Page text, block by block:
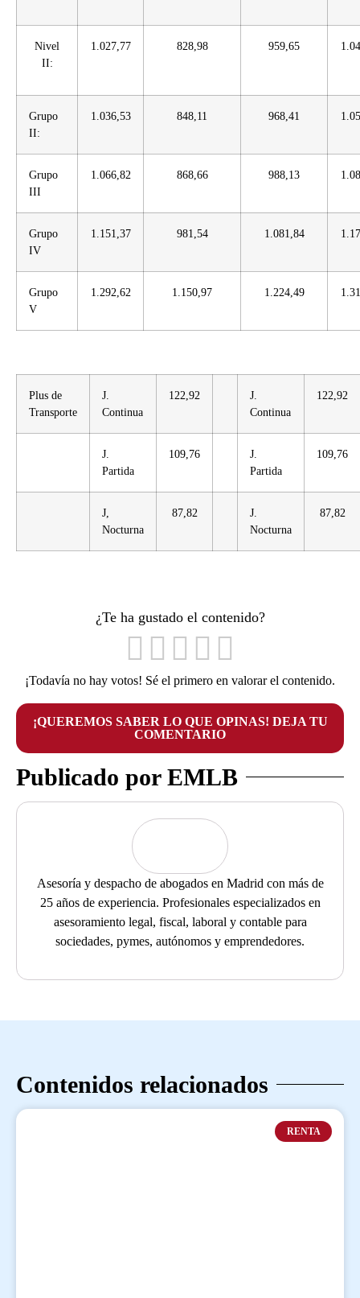
Nivel
II:
1.027,77 828,98 959,65
Grupo
II:
1.036,53 848,11 968,41
Grupo
III
1.066,82 868,66 988,13
Grupo
IV
1.151,37 981,54 1.081,84
Grupo
V
1.292,62 1.150,97 1.224,49
Plus de
Transporte
J.
Continua
122,92
J.
Continua
122,92
J.
Partida
109,76
J.
Partida
109,76
J,
Nocturna
87,82
J.
Nocturna
87,82
¿Te ha gustado el contenido?
¡Todavía no hay votos! Sé el primero en valorar el contenido.
¡QUEREMOS SABER LO QUE OPINAS! DEJA TU
COMENTARIO
Publicado por EMLB
Asesoría y despacho de abogados en Madrid con más de
25 años de experiencia. Profesionales especializados en
asesoramiento legal, fiscal, laboral y contable para
sociedades, pymes, autónomos y emprendedores.
Contenidos relacionados
RENTA